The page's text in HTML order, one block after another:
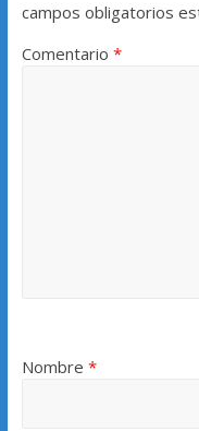
campos obligatorios
Comentario *
Nombre *